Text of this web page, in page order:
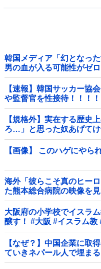
韓国メディア「幻となっ
男の血が入る可能性がゼロ
【速報】韓国サッカー協
や監督官を性接待！！！！
【規格外】実在する歴史
ろ…」と思った奴あげて
【画像】 このハゲにやら
海外「彼らこそ真のヒー
た熊本総合病院の映像を
大阪府の小学校でイスラ
醸す！ #大阪 #イス
【なぜ？】中国企業に取
ていきネパール人で埋まる